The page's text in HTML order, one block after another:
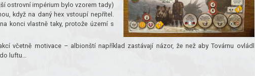
ostrovní impérium bylo vzorem tady)
když na daný hex vstoupí nepřítel.
konci vlastně taky, protože území s
včetně motivace – albionští například zastávají názor, že než aby Továrnu ovládl
luftu…